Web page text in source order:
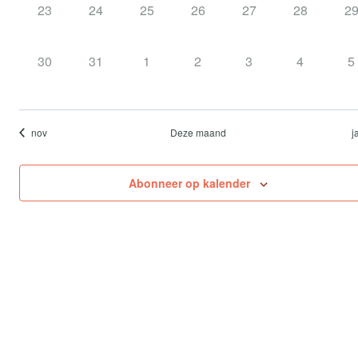
0
23
0
24
0
25
0
26
0
27
0
28
0
29
0
30
0
31
0
1
0
2
0
3
0
4
0
5
nov Deze maand
Abonneer op kalender